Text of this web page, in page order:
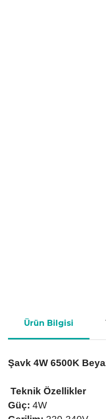
Ürün Bilgisi
Şavk 4W 6500K
Teknik Özellikler
Güç: 4W